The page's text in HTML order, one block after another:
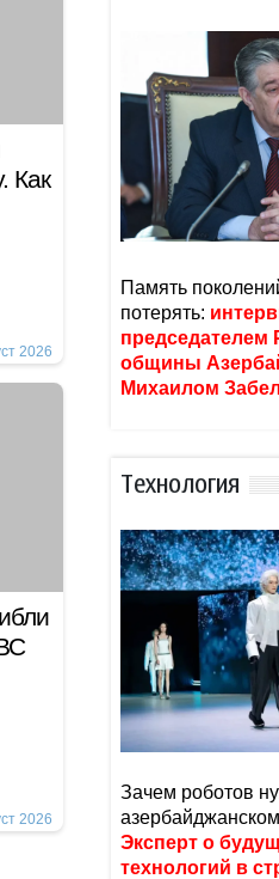
Как
2026
2026
Память
потерять:
председателем
общины
Михаилом
Тexнoлoгия
Зачем роботов
Эксперт о
технологий в